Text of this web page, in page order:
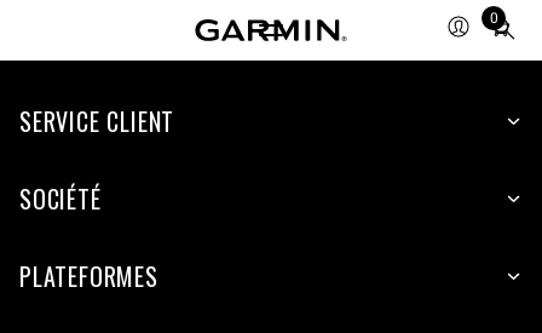
0
Total
items
cart:
SERVICE CLIENT
SOCIÉTÉ
PLATEFORMES